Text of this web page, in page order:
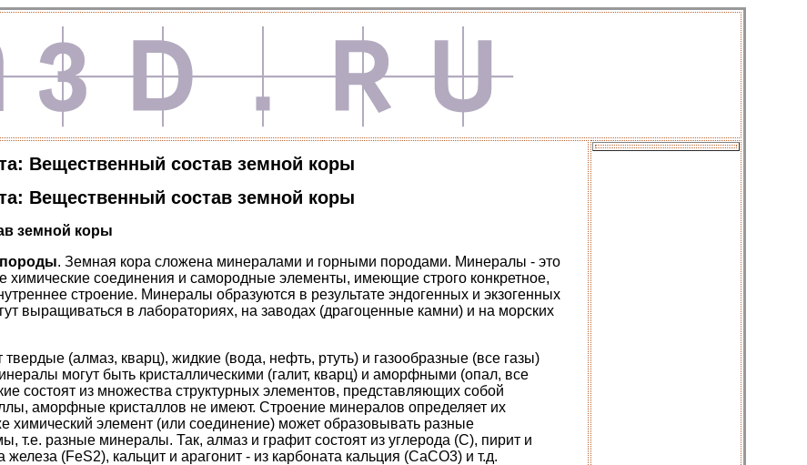
Вещественный состав земной коры
Вещественный состав земной коры
земной коры
. Земная кора сложена минералами и горными породами. Минералы - это
химические соединения и самородные элементы, имеющие строго конкретное,
строение. Минералы образуются в результате эндогенных и экзогенных
выращиваться в лабораториях, на заводах (драгоценные камни) и на морских
(алмаз, кварц), жидкие (вода, нефть, ртуть) и газообразные (все газы)
могут быть кристаллическими (галит, кварц) и аморфными (опал, все
состоят из множества структурных элементов, представляющих собой
аморфные кристаллов не имеют. Строение минералов определяет их
химический элемент (или соединение) может образовывать разные
т.е. разные минералы. Так, алмаз и графит состоят из углерода (С), пирит и
железа (FeS2), кальцит и арагонит - из карбоната кальция (CaCO3) и т.д.